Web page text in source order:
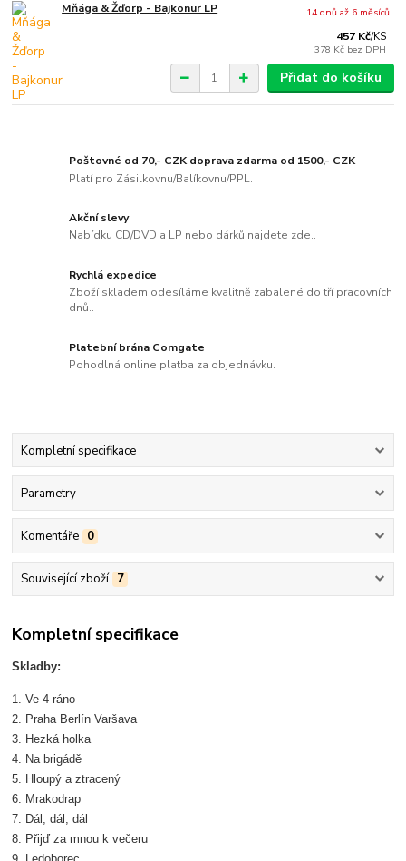
Mňága & Žďorp - Bajkonur LP
457 Kč/KS
378 Kč bez DPH
14 dnů až 6 měsíců
Přidat do košíku
Poštovné od 70,- CZK doprava zdarma od 1500,- CZK
Platí pro Zásilkovnu/Balíkovnu/PPL.
Akční slevy
Nabídku CD/DVD a LP nebo dárků najdete zde..
Rychlá expedice
Zboží skladem odesíláme kvalitně zabalené do tří pracovních
dnů..
Platební brána Comgate
Pohodlná online platba za objednávku.
Kompletní specifikace
Parametry
Komentáře 0
Související zboží 7
Kompletní specifikace
Skladby:
1. Ve 4 ráno
2. Praha Berlín Varšava
3. Hezká holka
4. Na brigádě
5. Hloupý a ztracený
6. Mrakodrap
7. Dál, dál, dál
8. Přijď za mnou k večeru